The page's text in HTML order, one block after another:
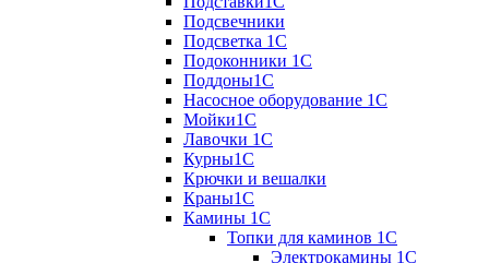
Подсвечники
Подсветка 1С
Подоконники 1С
Поддоны1С
Насосное оборудование 1С
Мойки1С
Лавочки 1С
Курны1С
Крючки и вешалки
Краны1С
Камины 1C
Топки для каминов 1C
Электрокамины 1С